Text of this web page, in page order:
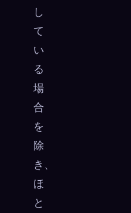
し
て
い
る
場
合
を
除
き、
ほ
と